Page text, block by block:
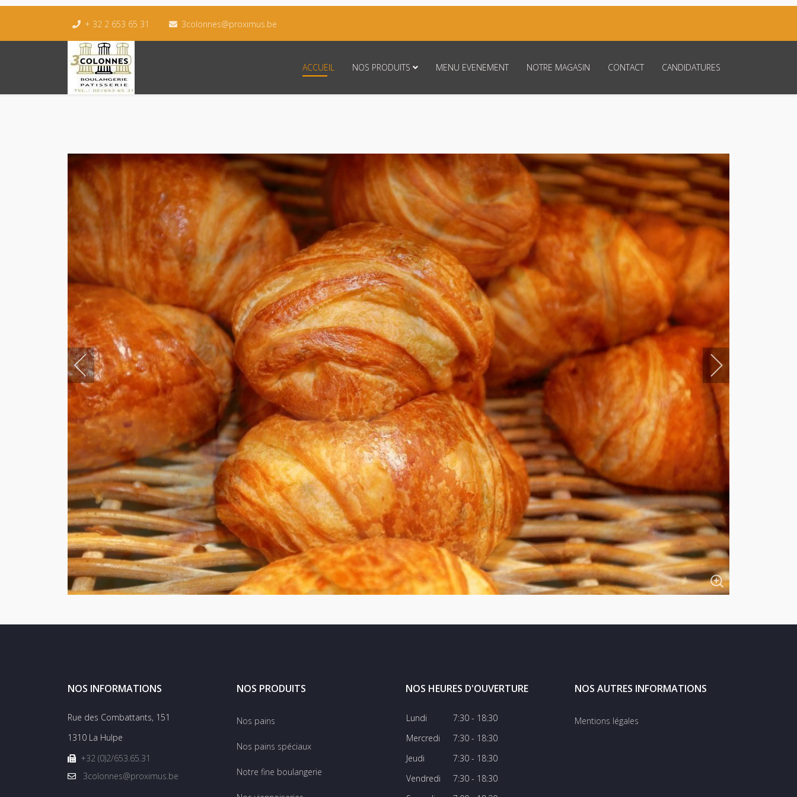
+ 32 2 653 65 31 3colonnes@proximus.be
ACCUEIL NOS PRODUITS MENU EVENEMENT NOTRE MAGASIN CONTACT CANDIDATURES
NOS INFORMATIONS
Rue des Combattants, 151
1310 La Hulpe
+32 (0)2/653.65.31
3colonnes@proximus.be
NOS PRODUITS
Nos pains
Nos pains spéciaux
Notre fine boulangerie
NOS HEURES D'OUVERTURE
Lundi
Mercredi
Jeudi
Vendredi
7:30 - 18:30
7:30 - 18:30
7:30 - 18:30
7:30 - 18:30
NOS AUTRES INFORMATIONS
Mentions légales